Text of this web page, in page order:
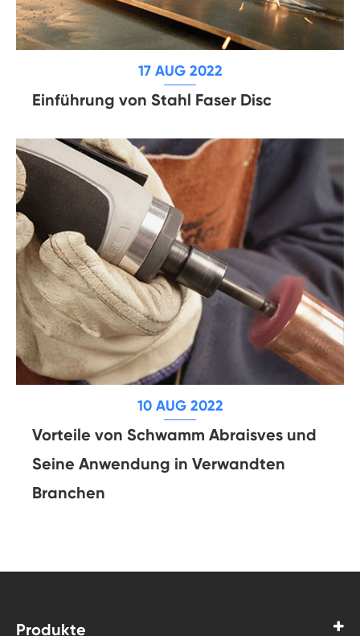
17 AUG 2022
Einführung von Stahl Faser Disc
10 AUG 2022
Vorteile von Schwamm Abraisves und
Seine Anwendung in Verwandten
Branchen
Produkte